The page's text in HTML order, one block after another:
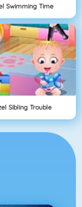
Swimming Time
Sibling Trouble